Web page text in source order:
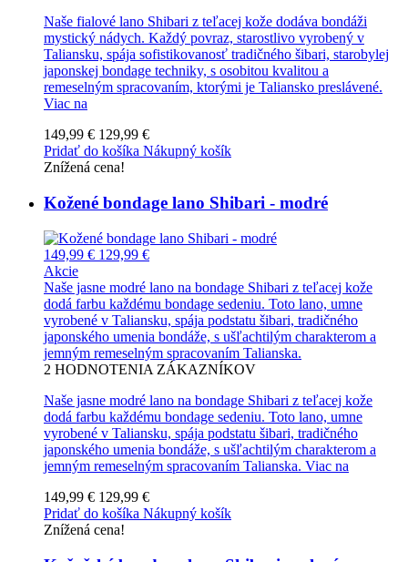
Naše fialové lano Shibari z teľacej kože dodáva bondáži
mystický nádych. Každý povraz, starostlivo vyrobený v
Taliansku, spája sofistikovanosť tradičného šibari, starobylej
japonskej bondage techniky, s osobitou kvalitou a
remeselným spracovaním, ktorými je Taliansko preslávené.
Viac na
149,99 € 129,99 €
Pridať do košíka Nákupný košík
Znížená cena!
Kožené bondage lano Shibari - modré
149,99 € 129,99 €
Akcie
Naše jasne modré lano na bondage Shibari z teľacej kože
dodá farbu každému bondage sedeniu. Toto lano, umne
vyrobené v Taliansku, spája podstatu šibari, tradičného
japonského umenia bondáže, s ušľachtilým charakterom a
jemným remeselným spracovaním Talianska.
2 HODNOTENIA ZÁKAZNÍKOV
Naše jasne modré lano na bondage Shibari z teľacej kože
dodá farbu každému bondage sedeniu. Toto lano, umne
vyrobené v Taliansku, spája podstatu šibari, tradičného
japonského umenia bondáže, s ušľachtilým charakterom a
jemným remeselným spracovaním Talianska. Viac na
149,99 € 129,99 €
Pridať do košíka Nákupný košík
Znížená cena!